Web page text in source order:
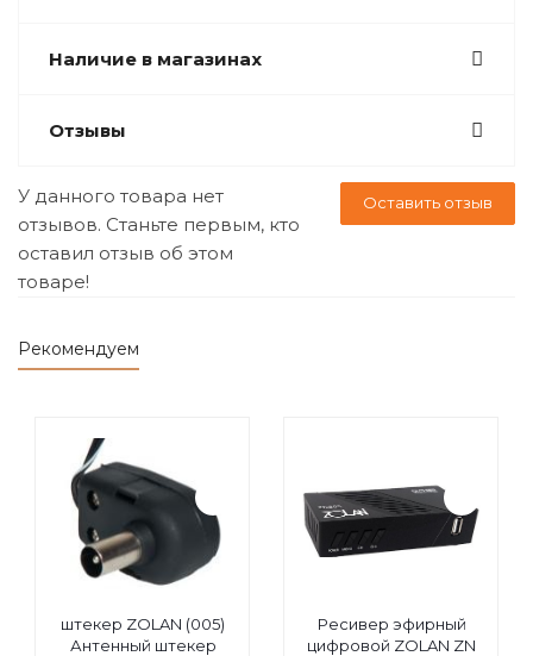
Наличие в магазинах
Отзывы
Оставить отзыв
У данного товара нет
отзывов. Станьте первым, кто
оставил отзыв об этом
товаре!
Рекомендуем
штекер ZOLAN (005)
Антенный штекер
Ресивер эфирный
цифровой ZOLAN ZN